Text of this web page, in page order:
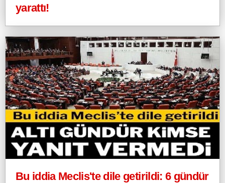
yarattı!
Bu iddia Meclis'te dile getirildi: 6 gündür